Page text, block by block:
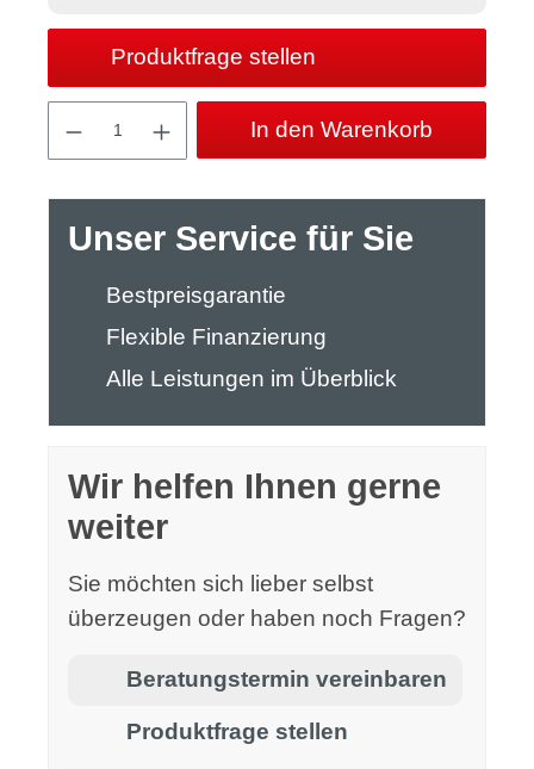
Produktfrage stellen
Produkt Anzahl: Gib den gewünschten
In den Warenkorb
Unser Service für Sie
Bestpreisgarantie
Flexible Finanzierung
Alle Leistungen im Überblick
Wir helfen Ihnen gerne
weiter
Sie möchten sich lieber selbst
überzeugen oder haben noch Fragen?
Beratungstermin vereinbaren
Produktfrage stellen